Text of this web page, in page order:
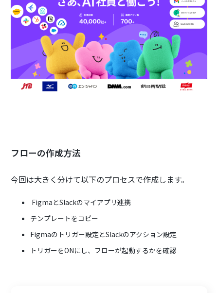
フローの作成方法
今回は大きく分けて以下のプロセスで作成します。
FigmaとSlackのマイアプリ連携
テンプレートをコピー
Figmaのトリガー設定とSlackのアクション設定
トリガーをONにし、フローが起動するかを確認